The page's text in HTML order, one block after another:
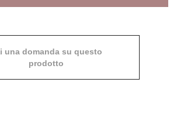
una domanda su questo
prodotto